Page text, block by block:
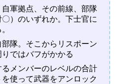
軍拠点、その前線、部隊
）のいずれか。下士官に
隊。そこからリスポーン
ではバフがかかる
メンバーのレベルの合計
使って武器をアンロック